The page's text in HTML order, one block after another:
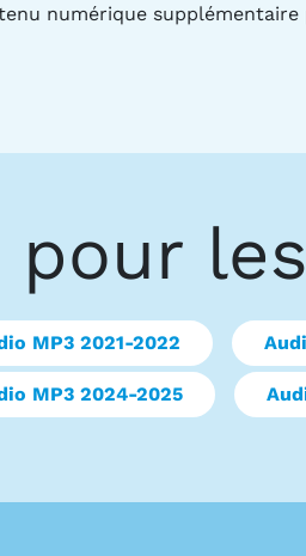
numérique supplémentaire
pour
MP3 2021-2022
MP3 2024-2025